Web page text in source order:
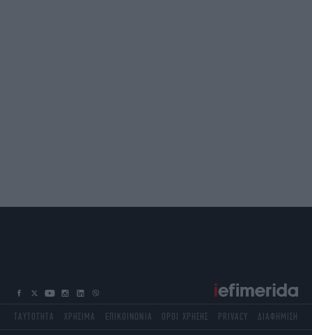
ΤΑΥΤΟΤΗΤΑ ΧΡΗΣΙΜΑ ΕΠΙΚΟΙΝΩΝΙΑ ΟΡΟΙ ΧΡΗΣΗΣ PRIVACY ΔΙΑΦΗΜΙΣΗ